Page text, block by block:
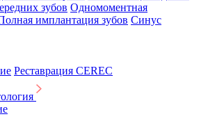
зубов Одномоментная
имплантация зубов Синус
Реставрация CEREC